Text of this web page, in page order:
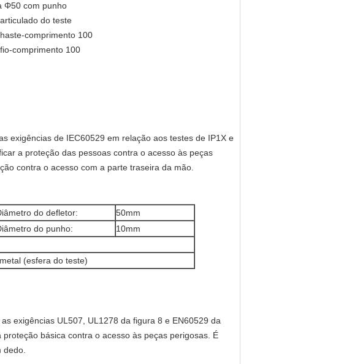
Φ50 com punho
do teste
comprimento 100
comprimento 100
exigências de IEC60529 em relação aos testes de IP1X e
a proteção das pessoas contra o acesso às peças
contra o acesso com a parte traseira da mão.
do defletor:
50mm
do punho:
10mm
(esfera do teste)
exigências UL507, UL1278 da figura 8 e EN60529 da
básica contra o acesso às peças perigosas. É